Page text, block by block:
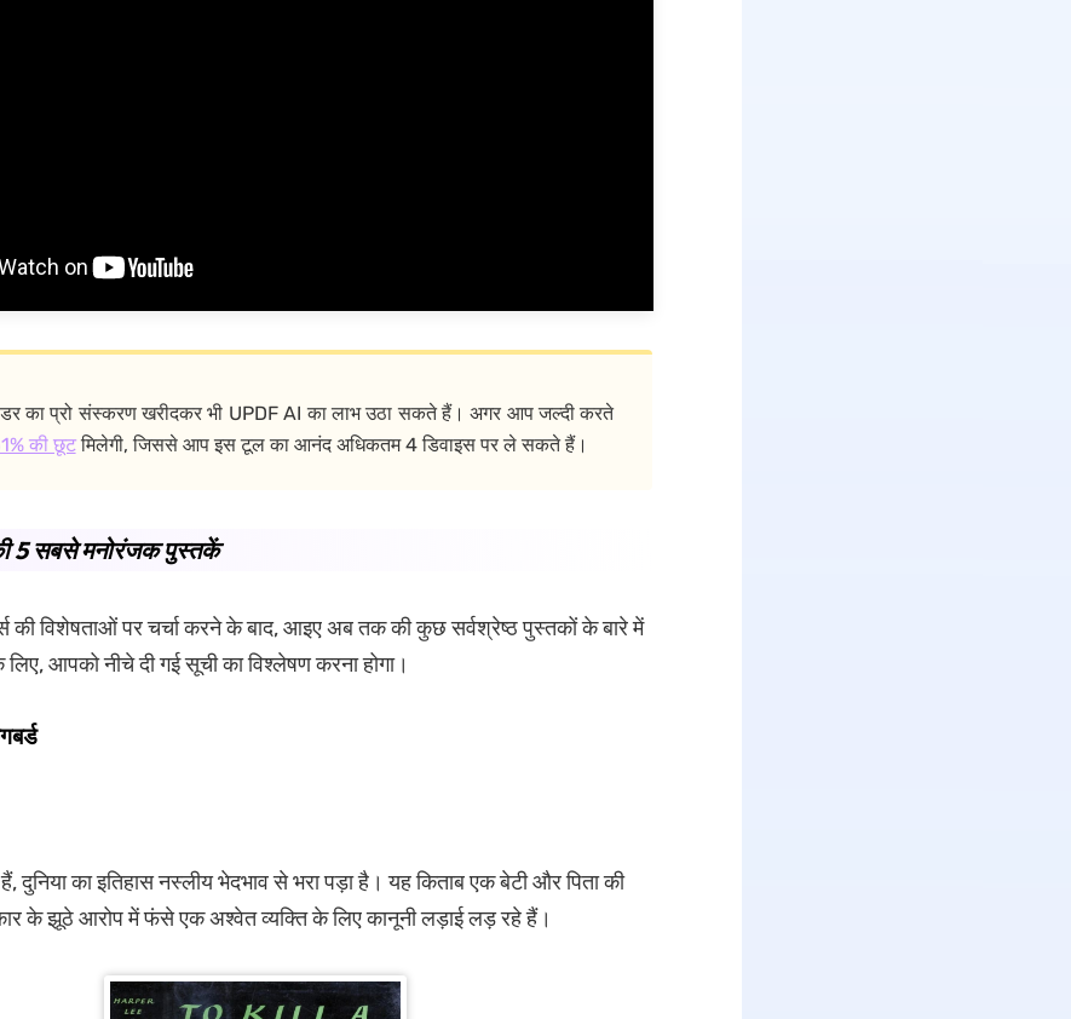
का प्रो संस्करण खरीदकर भी UPDF AI का लाभ उठा सकते हैं। अगर आप जल्दी करते
की छूटमिलेगी, जिससे आप इस टूल का आनंद अधिकतम 4 डिवाइस पर ले सकते हैं।
5 सबसे मनोरंजक पुस्तकें
की विशेषताओं पर चर्चा करने के बाद, आइए अब तक की कुछ सर्वश्रेष्ठ पुस्तकों के बारे में
आपको नीचे दी गई सूची का विश्लेषण करना होगा।
दुनिया का इतिहास नस्लीय भेदभाव से भरा पड़ा है। यह किताब एक बेटी और पिता की
के झूठे आरोप में फंसे एक अश्वेत व्यक्ति के लिए कानूनी लड़ाई लड़ रहे हैं।